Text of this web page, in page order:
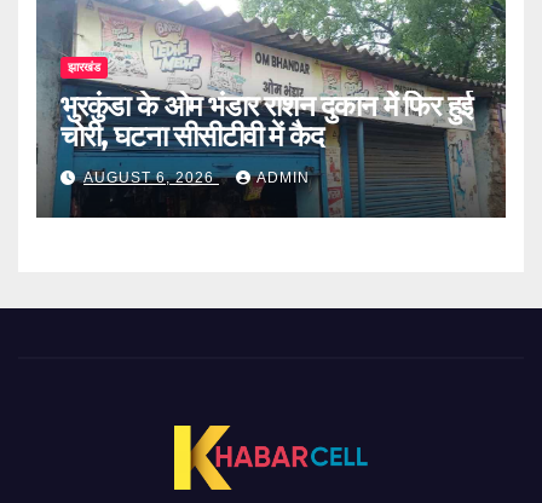
झारखंड
भुरकुंडा के ओम भंडार राशन दुकान में फिर हुई
चोरी, घटना सीसीटीवी में कैद
AUGUST 6, 2026 ADMIN